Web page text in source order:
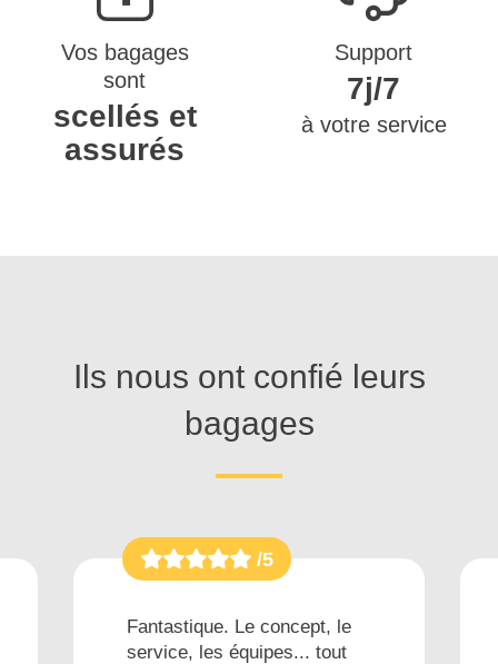
Vos bagages
sont
scellés et
assurés
Support
7j/7
à votre service
Ils nous ont confié leurs
bagages
/5
Fantastique. Le concept, le
service, les équipes... tout